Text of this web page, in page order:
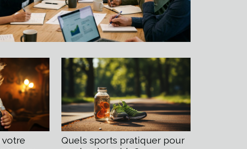
votre
Quels sports pratiquer pour